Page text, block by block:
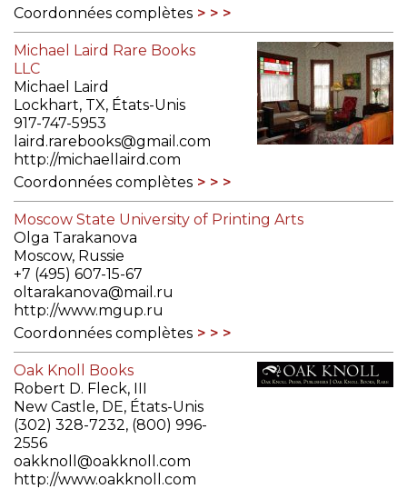
Coordonnées complètes
Michael Laird Rare Books
LLC
Michael Laird
Lockhart, TX, États-Unis
917-747-5953
laird.rarebooks@gmail.com
http://michaellaird.com
Coordonnées complètes
Moscow State University of Printing Arts
Olga Tarakanova
Moscow, Russie
+7 (495) 607-15-67
oltarakanova@mail.ru
http://www.mgup.ru
Coordonnées complètes
Oak Knoll Books
Robert D. Fleck, III
New Castle, DE, États-Unis
(302) 328-7232, (800) 996-
2556
oakknoll@oakknoll.com
http://www.oakknoll.com